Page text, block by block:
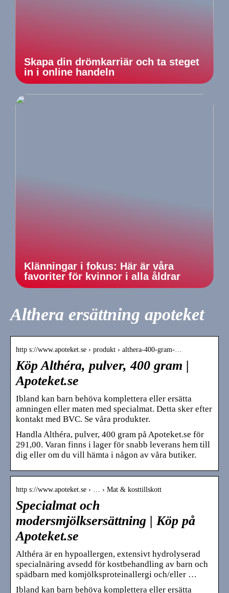
Skapa din drömkarriär och ta steget
in i online handeln
Klänningar i fokus: Här är våra
favoriter för kvinnor i alla åldrar
Althera ersättning apoteket
http s://www.apoteket.se › produkt › althera-400-gram-…
Köp Althéra, pulver, 400 gram |
Apoteket.se
Ibland kan barn behöva komplettera eller ersätta
amningen eller maten med specialmat. Detta sker efter
kontakt med BVC. Se våra produkter.
Handla Althéra, pulver, 400 gram på Apoteket.se för
291,00. Varan finns i lager för snabb leverans hem till
dig eller om du vill hämta i någon av våra butiker.
http s://www.apoteket.se › … › Mat & kosttillskott
Specialmat och
modersmjölksersättning | Köp på
Apoteket.se
Althéra är en hypoallergen, extensivt hydrolyserad
specialnäring avsedd för kostbehandling av barn och
spädbarn med komjölksproteinallergi och/eller …
Ibland kan barn behöva komplettera eller ersätta